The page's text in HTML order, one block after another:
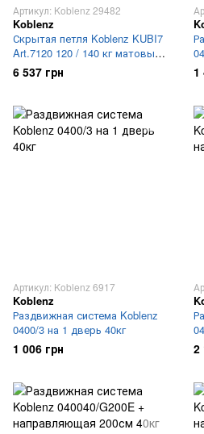
Артикул: Koblenz 29482
Koblenz
Скрытая петля Koblenz KUBI7
Art.7120 120 / 140 кг матовый
хром
6 537 грн 1
Артикул: Koblenz 6917
Koblenz
Раздвижная система Koblenz
0400/3 на 1 дверь 40кг
1 006 грн 2